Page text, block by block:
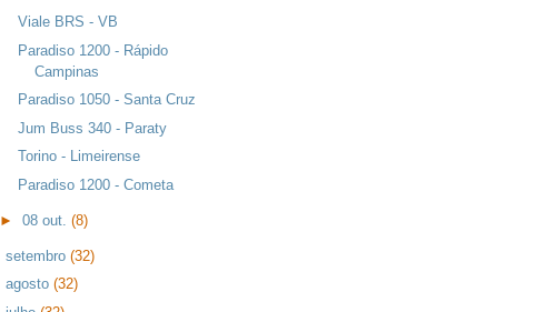
Viale BRS - VB
Paradiso 1200 - Rápido
Campinas
Paradiso 1050 - Santa Cruz
Jum Buss 340 - Paraty
Torino - Limeirense
Paradiso 1200 - Cometa
►08 out.(8)
setembro (32)
agosto (32)